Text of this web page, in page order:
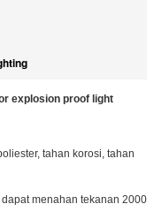
explosion proof light
tahan korosi, tahan
menahan tekanan 2000